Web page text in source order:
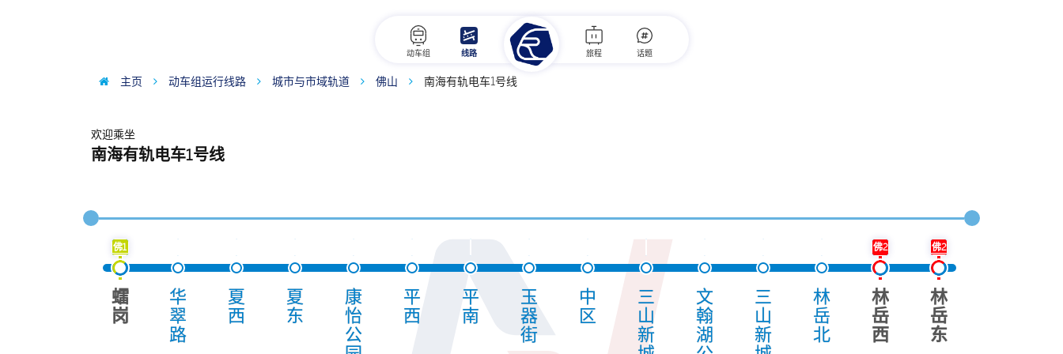
动车组 线路 旅程 话题
主页 动车组运行线路 城市与市域轨道 佛山 南海有轨电车1号线
欢迎乘坐
南海有轨电车1号线
佛1
𧒽
岗
华
翠
路
夏
西
夏
东
康
怡
公
平
西
平
南
玉
器
街
中
区
三
山
新
文
翰
湖
三
山
新
林
岳
北
佛2
林
岳
西
佛2
林
岳
东